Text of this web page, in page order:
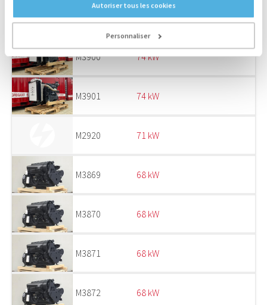
Autoriser tous les cookies
Personnaliser
M3977 102 kW
M3900 74 kW
M3901 74 kW
M2920 71 kW
M3869 68 kW
M3870 68 kW
M3871 68 kW
M3872 68 kW